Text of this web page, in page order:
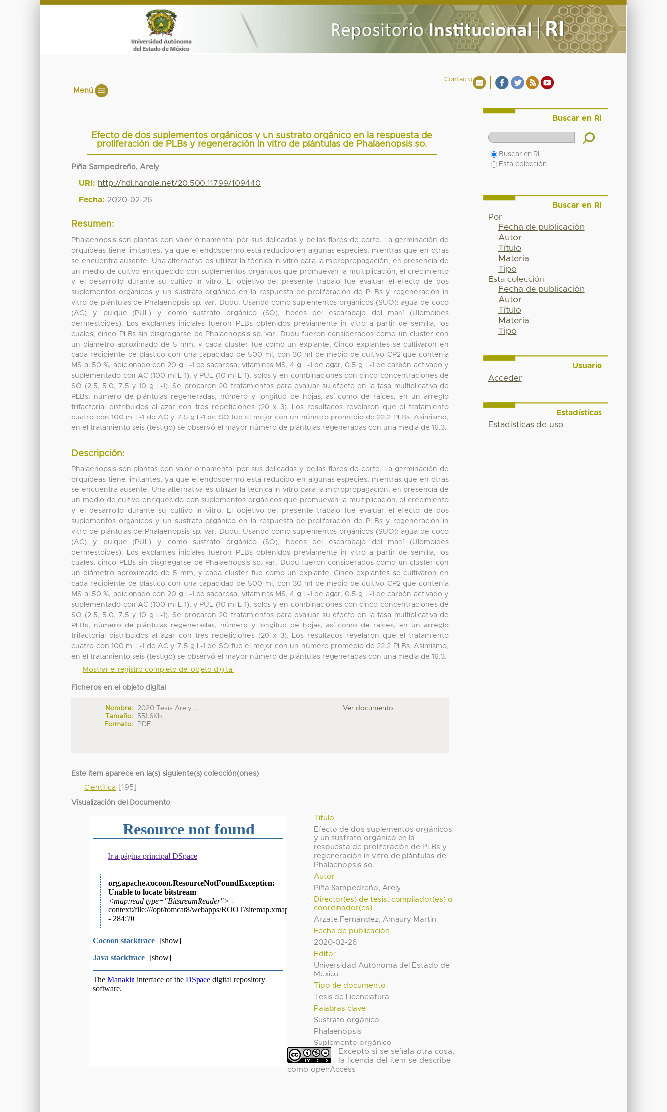
Contacto
Menú
Efecto de dos suplementos orgánicos y un sustrato orgánico en la respuesta de
proliferación de PLBs y regeneración in vitro de plántulas de Phalaenopsis so.
Piña Sampedreño, Arely
URI: http://hdl.handle.net/20.500.11799/109440
Fecha: 2020-02-26
Resumen:
Phalaenopsis son plantas con valor ornamental por sus delicadas y bellas flores de corte. La germinación de
orquídeas tiene limitantes, ya que el endospermo está reducido en algunas especies, mientras que en otras
se encuentra ausente. Una alternativa es utilizar la técnica in vitro para la micropropagación, en presencia de
un medio de cultivo enriquecido con suplementos orgánicos que promuevan la multiplicación, el crecimiento
y el desarrollo durante su cultivo in vitro. El objetivo del presente trabajo fue evaluar el efecto de dos
suplementos orgánicos y un sustrato orgánico en la respuesta de proliferación de PLBs y regeneración in
vitro de plántulas de Phalaenopsis sp. var. Dudu. Usando como suplementos orgánicos (SUO): agua de coco
(AC) y pulque (PUL) y como sustrato orgánico (SO), heces del escarabajo del maní (Ulomoides
dermestoides). Los explantes iniciales fueron PLBs obtenidos previamente in vitro a partir de semilla, los
cuales, cinco PLBs sin disgregarse de Phalaenopsis sp. var. Dudu fueron considerados como un cluster con
un diámetro aproximado de 5 mm, y cada cluster fue como un explante. Cinco explantes se cultivaron en
cada recipiente de plástico con una capacidad de 500 ml, con 30 ml de medio de cultivo CP2 que contenía
MS al 50 %, adicionado con 20 g L-1 de sacarosa, vitaminas MS, 4 g L-1 de agar, 0.5 g L-1 de carbón activado y
suplementado con AC (100 ml L-1), y PUL (10 ml L-1), solos y en combinaciones con cinco concentraciones de
SO (2.5, 5.0, 7.5 y 10 g L-1). Se probaron 20 tratamientos para evaluar su efecto en la tasa multiplicativa de
PLBs, número de plántulas regeneradas, número y longitud de hojas, así como de raíces, en un arreglo
trifactorial distribuidos al azar con tres repeticiones (20 x 3). Los resultados revelaron que el tratamiento
cuatro con 100 ml L-1 de AC y 7.5 g L-1 de SO fue el mejor con un número promedio de 22.2 PLBs. Asimismo,
en el tratamiento seis (testigo) se observó el mayor número de plántulas regeneradas con una media de 16.3.
Descripción:
Phalaenopsis son plantas con valor ornamental por sus delicadas y bellas flores de corte. La germinación de
orquídeas tiene limitantes, ya que el endospermo está reducido en algunas especies, mientras que en otras
se encuentra ausente. Una alternativa es utilizar la técnica in vitro para la micropropagación, en presencia de
un medio de cultivo enriquecido con suplementos orgánicos que promuevan la multiplicación, el crecimiento
y el desarrollo durante su cultivo in vitro. El objetivo del presente trabajo fue evaluar el efecto de dos
suplementos orgánicos y un sustrato orgánico en la respuesta de proliferación de PLBs y regeneración in
vitro de plántulas de Phalaenopsis sp. var. Dudu. Usando como suplementos orgánicos (SUO): agua de coco
(AC) y pulque (PUL) y como sustrato orgánico (SO), heces del escarabajo del maní (Ulomoides
dermestoides). Los explantes iniciales fueron PLBs obtenidos previamente in vitro a partir de semilla, los
cuales, cinco PLBs sin disgregarse de Phalaenopsis sp. var. Dudu fueron considerados como un cluster con
un diámetro aproximado de 5 mm, y cada cluster fue como un explante. Cinco explantes se cultivaron en
cada recipiente de plástico con una capacidad de 500 ml, con 30 ml de medio de cultivo CP2 que contenía
MS al 50 %, adicionado con 20 g L-1 de sacarosa, vitaminas MS, 4 g L-1 de agar, 0.5 g L-1 de carbón activado y
suplementado con AC (100 ml L-1), y PUL (10 ml L-1), solos y en combinaciones con cinco concentraciones de
SO (2.5, 5.0, 7.5 y 10 g L-1). Se probaron 20 tratamientos para evaluar su efecto en la tasa multiplicativa de
PLBs, número de plántulas regeneradas, número y longitud de hojas, así como de raíces, en un arreglo
trifactorial distribuidos al azar con tres repeticiones (20 x 3). Los resultados revelaron que el tratamiento
cuatro con 100 ml L-1 de AC y 7.5 g L-1 de SO fue el mejor con un número promedio de 22.2 PLBs. Asimismo,
en el tratamiento seis (testigo) se observó el mayor número de plántulas regeneradas con una media de 16.3.
Mostrar el registro completo del objeto digital
Ficheros en el objeto digital
Nombre:
2020 Tesis Arely ...
Tamaño:
551.6Kb
Formato:
PDF
Ver documento
Este ítem aparece en la(s) siguiente(s) colección(ones)
Científica [195]
Visualización del Documento
Título
Efecto de dos suplementos orgánicos
y un sustrato orgánico en la
respuesta de proliferación de PLBs y
regeneración in vitro de plántulas de
Phalaenopsis so.
Autor
Piña Sampedreño, Arely
Director(es) de tesis, compilador(es) o
coordinador(es)
Arzate Fernández, Amaury Martin
Fecha de publicación
2020-02-26
Editor
Universidad Autónoma del Estado de
México
Tipo de documento
Tesis de Licenciatura
Palabras clave
Sustrato orgánico
Phalaenopsis
Suplemento orgánico
Excepto si se señala otra cosa,
la licencia del ítem se describe
como openAccess
Buscar en RI
Buscar en RI
Esta colección
Buscar en RI
Por
Fecha de publicación
Autor
Título
Materia
Tipo
Esta colección
Fecha de publicación
Autor
Título
Materia
Tipo
Usuario
Acceder
Estadísticas
Estadísticas de uso